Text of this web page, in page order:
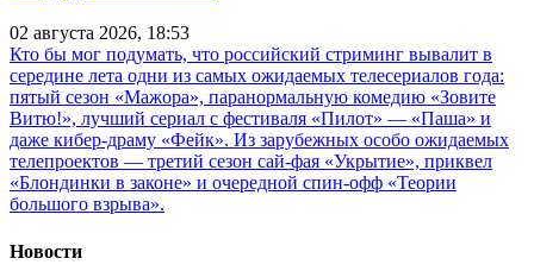
02 августа 2026, 18:53
Кто бы мог подумать, что российский стриминг вывалит в
середине лета одни из самых ожидаемых телесериалов года:
пятый сезон «Мажора», паранормальную комедию «Зовите
Витю!», лучший сериал с фестиваля «Пилот» — «Паша» и
даже кибер-драму «Фейк». Из зарубежных особо ожидаемых
телепроектов — третий сезон сай-фая «Укрытие», приквел
«Блондинки в законе» и очередной спин-офф «Теории
большого взрыва».
Новости